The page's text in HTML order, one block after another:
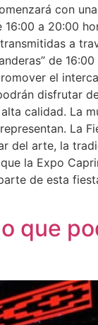
con
a 20:00
a
de
el
disfrutar
calidad. La
La
del arte, la
la Expo
de esta
que